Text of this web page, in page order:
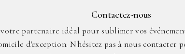
Contactez-nous
partenaire idéal pour sublimer vos
d'exception. N'hésitez pas à nous